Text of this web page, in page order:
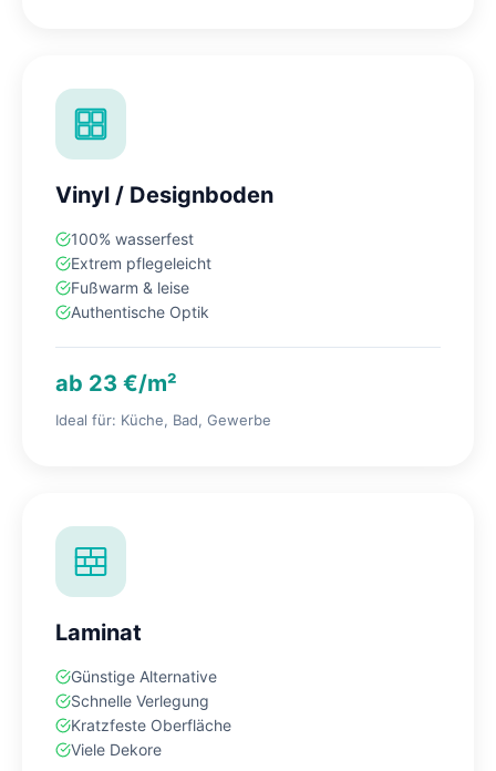
Vinyl / Designboden
100% wasserfest
Extrem pflegeleicht
Fußwarm & leise
Authentische Optik
ab 23 €/m²
Ideal für: Küche, Bad, Gewerbe
Laminat
Günstige Alternative
Schnelle Verlegung
Kratzfeste Oberfläche
Viele Dekore